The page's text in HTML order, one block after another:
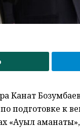
Канат
подготовке к
«Ауыл